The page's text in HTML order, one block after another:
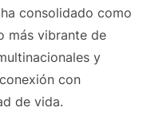
consolidado como
más vibrante de
y
con
de vida.